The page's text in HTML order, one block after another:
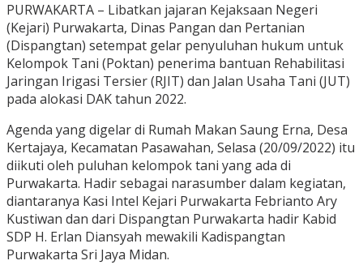
PURWAKARTA – Libatkan jajaran Kejaksaan Negeri
(Kejari) Purwakarta, Dinas Pangan dan Pertanian
(Dispangtan) setempat gelar penyuluhan hukum untuk
Kelompok Tani (Poktan) penerima bantuan Rehabilitasi
Jaringan Irigasi Tersier (RJIT) dan Jalan Usaha Tani (JUT)
pada alokasi DAK tahun 2022.
Agenda yang digelar di Rumah Makan Saung Erna, Desa
Kertajaya, Kecamatan Pasawahan, Selasa (20/09/2022) itu
diikuti oleh puluhan kelompok tani yang ada di
Purwakarta. Hadir sebagai narasumber dalam kegiatan,
diantaranya Kasi Intel Kejari Purwakarta Febrianto Ary
Kustiwan dan dari Dispangtan Purwakarta hadir Kabid
SDP H. Erlan Diansyah mewakili Kadispangtan
Purwakarta Sri Jaya Midan.